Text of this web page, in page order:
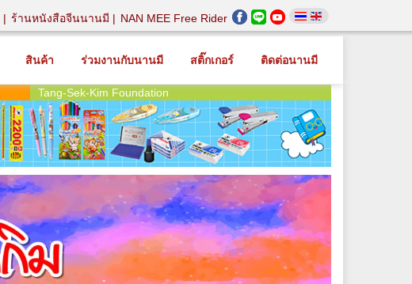
ร้านหนังสือจีนนานมี NAN MEE Free Rider
สินค้า ร่วมงานกับนานมี สติ๊กเกอร์ ติดต่อนานมี
Tang-Sek-Kim Foundation